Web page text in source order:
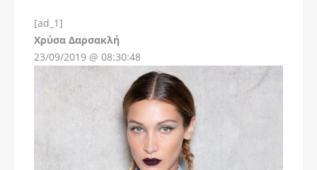
[ad_1]
Χρύσα Δαρσακλή
23/09/2019 @ 08:30:48